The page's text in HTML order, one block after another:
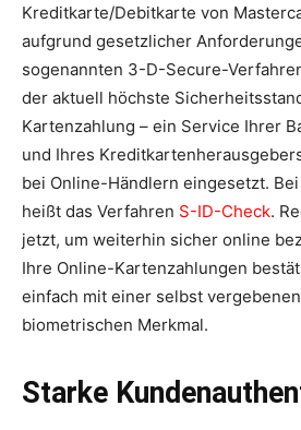
Kreditkarte/Debitkarte von
aufgrund gesetzlicher
sogenannten 3-D-Secure-
der aktuell höchste
Kartenzahlung – ein Service Ihrer
und Ihres
bei Online-Händlern eingesetzt.
heißt das Verfahren S-ID-Check.
jetzt, um weiterhin sicher online
Ihre Online-Kartenzahlungen
einfach mit einer selbst
biometrischen Merkmal.
Starke